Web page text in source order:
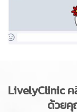
LivelyClinic
ด้วยคุ